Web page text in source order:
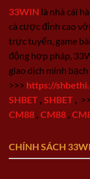
33WIN là nhà cái
cá cược đỉnh cao
trực tuyến, game
động hợp pháp,
giao dịch minh
>>> https://
SHBET SHBET
CM88 CM88
CHÍNH SÁCH